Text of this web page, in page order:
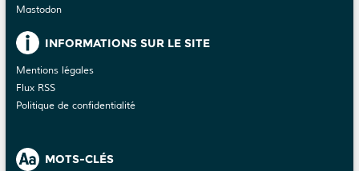
Mastodon
INFORMATIONS SUR LE SITE
Mentions légales
Flux RSS
Politique de confidentialité
MOTS-CLÉS